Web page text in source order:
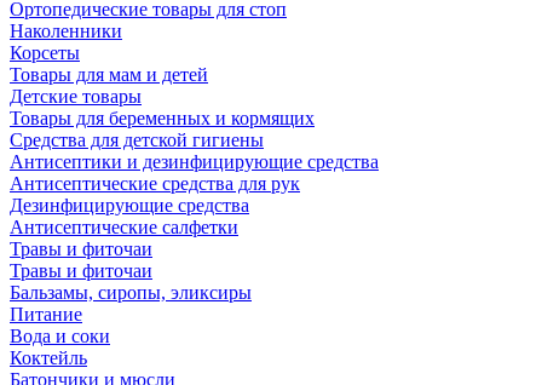
Ортопедические товары для стоп
Наколенники
Корсеты
Товары для мам и детей
Детские товары
Товары для беременных и кормящих
Средства для детской гигиены
Антисептики и дезинфицирующие средства
Антисептические средства для рук
Дезинфицирующие средства
Антисептические салфетки
Травы и фиточаи
Травы и фиточаи
Бальзамы, сиропы, эликсиры
Питание
Вода и соки
Коктейль
Батончики и мюсли